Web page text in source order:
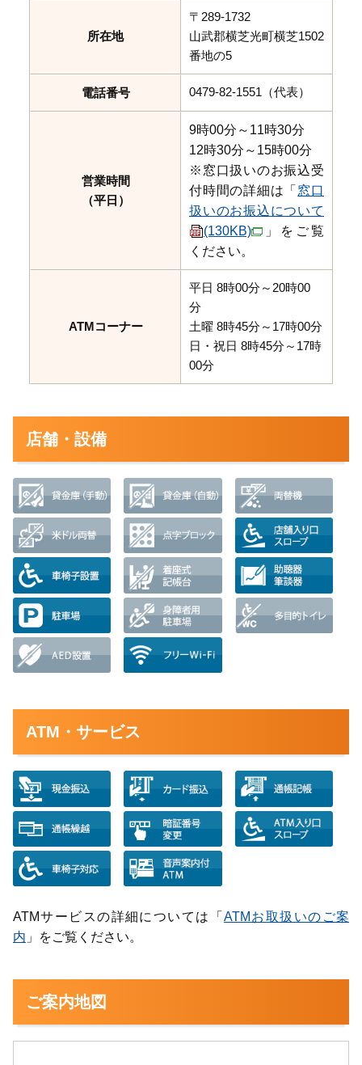
所在地
〒289-1732
山武郡横芝光町横芝1502
番地の5
電話番号 0479-82-1551（代表）
営業時間
（平日）
9時00分～11時30分
12時30分～15時00分
※窓口扱いのお振込受
付時間の詳細は「 窓口
扱いのお振込について
(130KB)
」をご覧
ください。
ATMコーナー
平日 8時00分～20時00
分
土曜 8時45分～17時00分
日・祝日 8時45分～17時
00分
店舗・設備
ATM・サービス
ATMサービスの詳細については「 ATMお取扱いのご案
内 」をご覧ください。
ご案内地図